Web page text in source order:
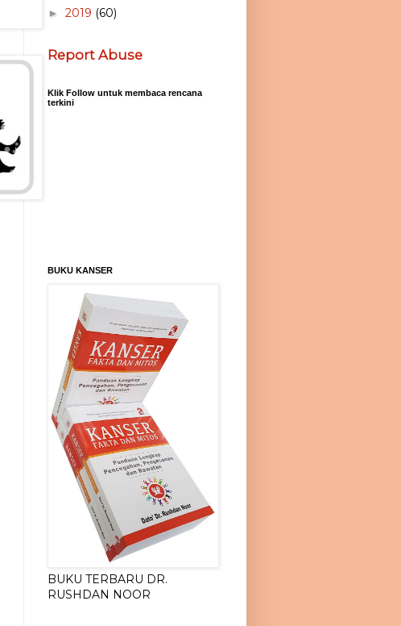
► 2019 (60)
Report Abuse
Klik Follow untuk membaca rencana
terkini
BUKU KANSER
BUKU TERBARU DR.
RUSHDAN NOOR